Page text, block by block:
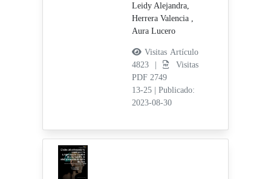
Leidy Alejandra,
Herrera Valencia ,
Aura Lucero
Visitas Artículo
4823 |
Visitas
PDF 2749
13-25
Publicado:
2023-08-30